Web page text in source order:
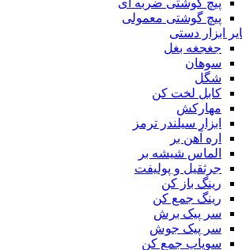
پیچ گوشتی معمولی
ابزار دستی
جغجغه بغل
سوهان
شگل
کابل لخت کن
مهارکش
ابزار سیلندر ترمز
اره آهن بر
الماس شیشه بر
جرثقیل و پولیفت
رینگ باز کن
رینگ جمع کن
سر پیک برش
سر پیک جوش
سوپاپ جمع کن